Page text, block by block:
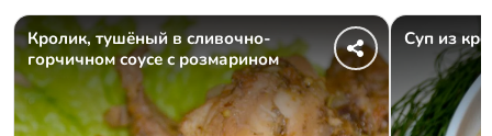
Кролик, тушёный в сливочно-
горчичном соусе с розмарином
Суп из